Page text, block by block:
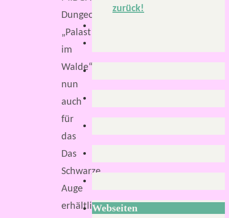
Dungeon
„Palast
im
Walde“
nun
auch
für
das
Das
Schwarze
Auge
erhältlich.
zurück!
Webseiten